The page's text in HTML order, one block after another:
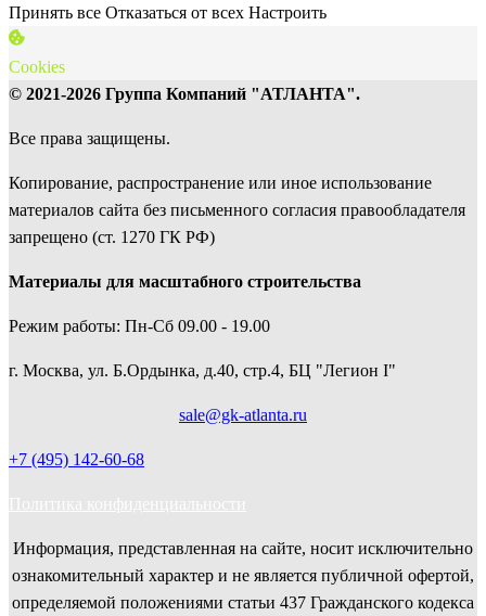
Принять все Отказаться от всех Настроить
Cookies
© 2021-2026 Группа Компаний "АТЛАНТА".
Все права защищены.
Копирование, распространение или иное использование
материалов сайта без письменного согласия правообладателя
запрещено (ст. 1270 ГК РФ)
Материалы для масштабного строительства
Режим работы: Пн-Сб 09.00 - 19.00
г. Москва, ул. Б.Ордынка, д.40, стр.4, БЦ "Легион I"
sale@gk-atlanta.ru
+7 (495) 142-60-68
Политика конфиденциальности
Информация, представленная на сайте, носит исключительно
ознакомительный характер и не является публичной офертой,
определяемой положениями cтатьи 437 Гражданского кодекса